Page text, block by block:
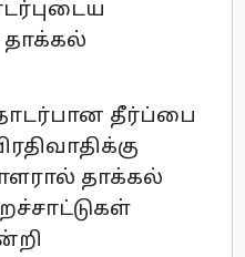
தாக்கல்
தீர்ப்பை
தாக்கல்